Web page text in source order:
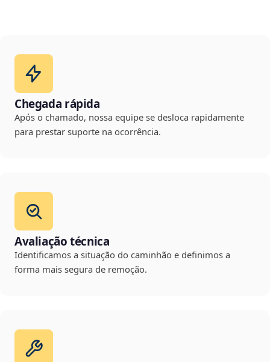
Chegada rápida
Após o chamado, nossa equipe se desloca rapidamente
para prestar suporte na ocorrência.
Avaliação técnica
Identificamos a situação do caminhão e definimos a
forma mais segura de remoção.